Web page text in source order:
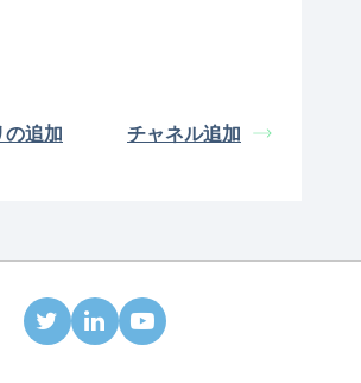
の追加 チャネル追加